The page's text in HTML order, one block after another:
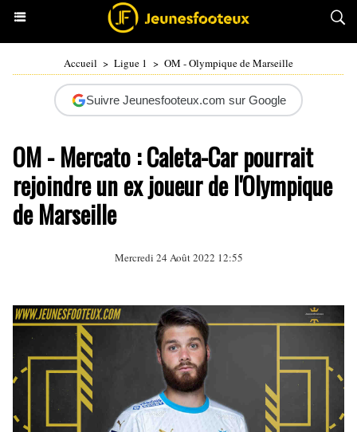
Accueil > Ligue 1 > OM - Olympique de Marseille
Suivre Jeunesfooteux.com sur Google
OM - Mercato : Caleta-Car pourrait
rejoindre un ex joueur de l'Olympique
de Marseille
Mercredi 24 Août 2022 12:55